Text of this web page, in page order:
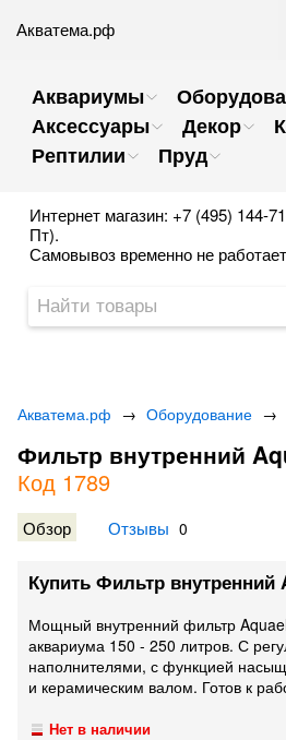
Акватема.рф
Аквариумы
Аксессуары
Декор
Рептилии
Пруд
Интернет магазин: +7 (495) 144-
Пт).
Самовывоз временно не работает
Акватема.рф → Оборудование →
Фильтр внутренний
Код 1789
Обзор Отзывы 0
Купить Фильтр внутренний
Мощный внутренний фильтр
аквариума 150 - 250 литров. С
наполнителями, с функцией
и керамическим валом. Готов к
Нет в наличии